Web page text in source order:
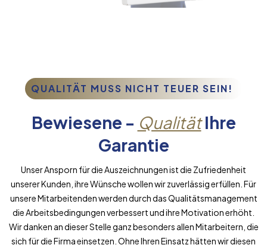
QUALITÄT MUSS NICHT TEUER SEIN!
Bewiesene - QualitätIhre
Garantie
Unser Ansporn für die Auszeichnungen ist die Zufriedenheit
unserer Kunden, ihre Wünsche wollen wir zuverlässig erfüllen. Für
unsere Mitarbeitenden werden durch das Qualitätsmanagement
die Arbeitsbedingungen verbessert und ihre Motivation erhöht.
Wir danken an dieser Stelle ganz besonders allen Mitarbeitern, die
sich für die Firma einsetzen. Ohne Ihren Einsatz hätten wir diesen